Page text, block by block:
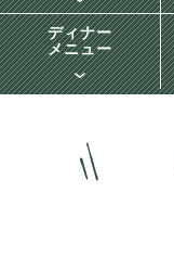
ディナー
メニュー